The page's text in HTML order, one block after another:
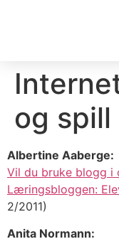
og spill
Albertine Aaberge:
Vil du bruke blogg i
Læringsbloggen:
2/2011)
Anita Normann: